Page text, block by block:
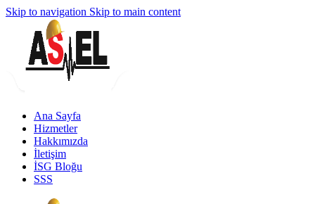
Skip to navigation Skip to main content
Ana Sayfa
Hizmetler
Hakkımızda
İletişim
İSG Bloğu
SSS